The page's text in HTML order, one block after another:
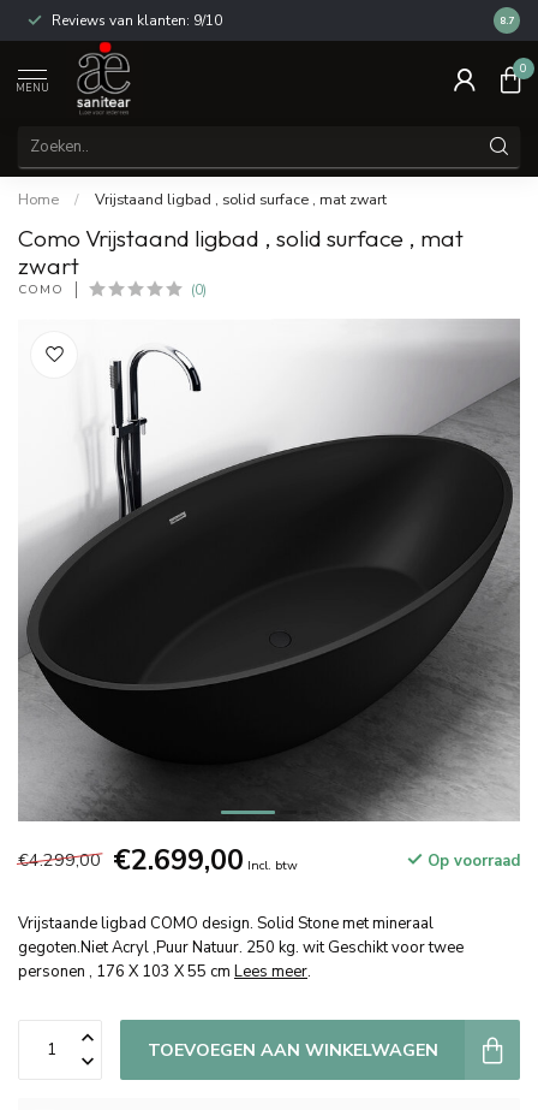
Reviews van klanten: 9/10 14
8.7
MENU
0
Home / Vrijstaand ligbad , solid surface , mat zwart
Como Vrijstaand ligbad , solid surface , mat
zwart
COMO (0)
€4.299,00 €2.699,00 Incl. btw Op voorraad
Vrijstaande ligbad COMO design. Solid Stone met mineraal
gegoten.Niet Acryl ,Puur Natuur. 250 kg. wit Geschikt voor twee
personen , 176 X 103 X 55 cm Lees meer.
TOEVOEGEN AAN WINKELWAGEN